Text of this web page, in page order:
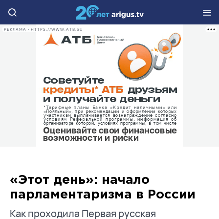
РЕКЛАМА • HTTPS://WWW.ATB.SU
«Этот день»: начало
парламентаризма в России
Как проходила Первая русская